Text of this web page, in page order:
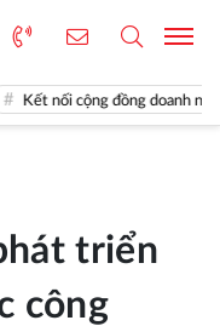
cộng đồng doanh nghiệp
triển
công